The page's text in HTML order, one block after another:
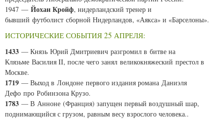
1947 — Йохан Кройф, нидерландский тренер и
бывший футболист сборной Нидерландов, «Аякса» и «Барселоны».
ИСТОРИЧЕСКИЕ СОБЫТИЯ 25 АПРЕЛЯ:
1433 — Князь Юрий Дмитриевич разгромил в битве на
Клязьме Василия II, после чего занял великокняжеский престол в
Москве.
1719 — Выход в Лондоне первого издания романа Даниэля
Дефо про Робинзона Крузо.
1783 — В Анноне (Франция) запущен первый воздушный шар,
поднимающийся с грузом, равным весу взрослого человека..